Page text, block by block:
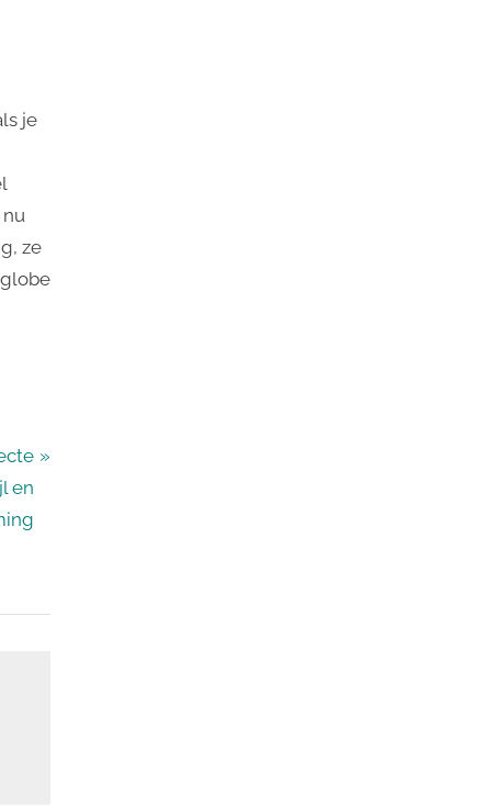
je
ze
en